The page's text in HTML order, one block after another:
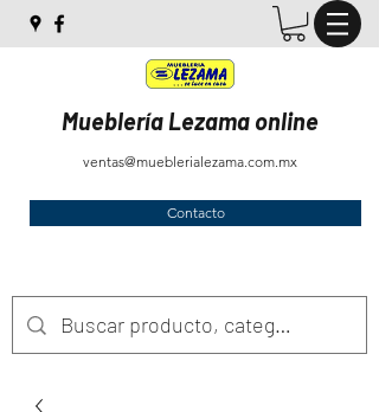
Mueblería Lezama online
ventas@mueblerialezama.com.mx
Contacto